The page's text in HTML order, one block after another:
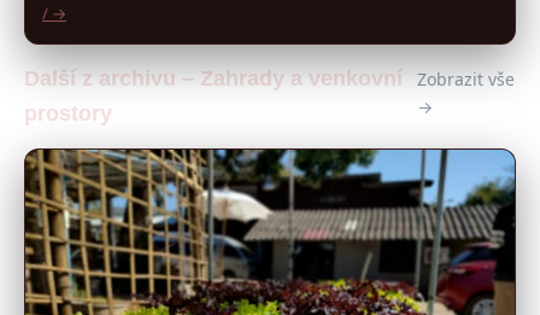
/ →
Další z archivu – Zahrady a venkovní
prostory
Zobrazit vše
→